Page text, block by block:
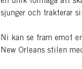
sjunger och trakterar
Ni kan se fram emot
New Orleans stilen